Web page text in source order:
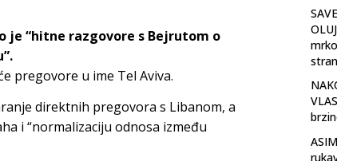
je “hitne razgovore s Bejrutom o
pregovore u ime Tel Aviva.
direktnih pregovora s Libanom, a
i “normalizaciju odnosa između